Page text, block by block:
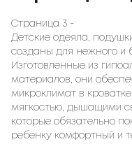
Страница 3 -
Детские одеяла,
созданы для нежного и
Изготовленные из
материалов, они
микроклимат в
мягкостью, дышащими
которые обязательно
ребенку комфортный и